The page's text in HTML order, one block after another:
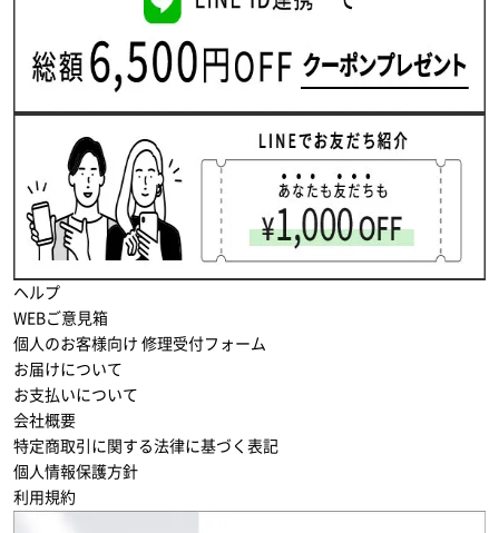
ヘルプ
WEBご意見箱
個人のお客様向け 修理受付フォーム
お届けについて
お支払いについて
会社概要
特定商取引に関する法律に基づく表記
個人情報保護方針
利用規約